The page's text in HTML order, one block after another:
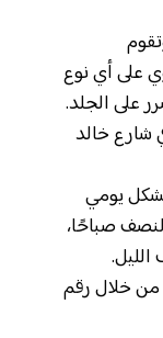
على أي نوع
على الجلد.
شارع خالد
يومي
صباحًا،
من خلال رقم